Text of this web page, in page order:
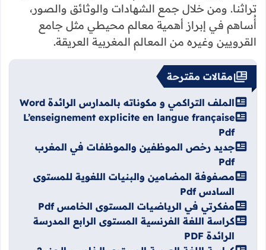
تراثنا. ومن خلال جمع الشهادات والوثائق والصور،
أُساهم في إبراز أهمية معالم محيطي مثل جامع
القرويين وغيره من المعالم المغربية العريقة.
مقالات مقترحة
الملف التراكمي و مكوناته بالمدارس الرائدة Word
L’enseignement explicite en langue française
Pdf
جديد رخص الموظفين والموظفات في المغرب
Pdf
مصفوفة المضامين والبنيات اللغوية للمستوى
السادس Pdf
مفكرتي في الرياضيات المستوى الخامس Pdf
كراسة اللغة الفرنسية المستوى الرابع المدرسة
الرائدة PDF